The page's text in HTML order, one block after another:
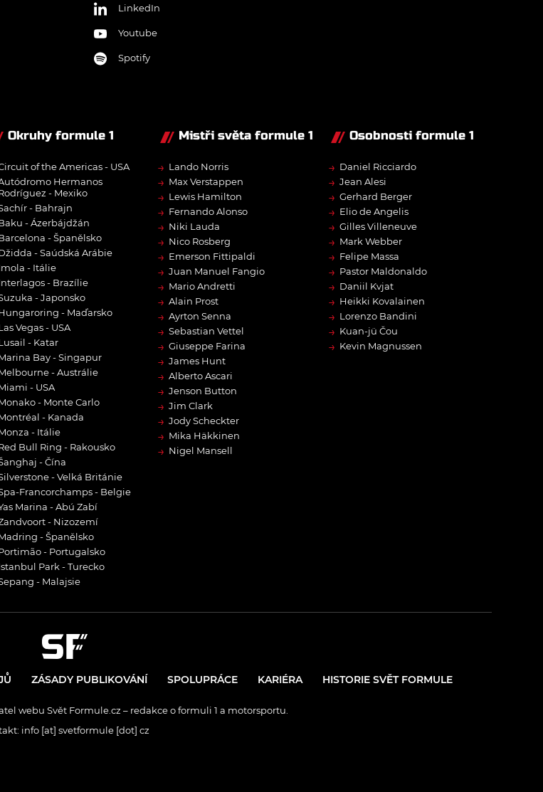
LinkedIn
Youtube
Spotify
Okruhy formule 1
of the Americas - USA
Hermanos
- Mexiko
- Bahrajn
- Ázerbájdžán
- Španělsko
- Saúdská Arábie
- Itálie
- Brazílie
- Japonsko
- Maďarsko
Vegas - USA
- Katar
Bay - Singapur
- Austrálie
- USA
- Monte Carlo
- Kanada
- Itálie
Bull Ring - Rakousko
- Čína
- Velká Británie
Francorchamps - Belgie
Marina - Abú Zabí
- Nizozemí
- Španělsko
- Portugalsko
Park - Turecko
- Malajsie
Mistři světa formule 1
→ Lando Norris
→ Max Verstappen
→ Lewis Hamilton
→ Fernando Alonso
→ Niki Lauda
→ Nico Rosberg
→ Emerson Fittipaldi
→ Juan Manuel Fangio
→ Mario Andretti
→ Alain Prost
→ Ayrton Senna
→ Sebastian Vettel
→ Giuseppe Farina
→ James Hunt
→ Alberto Ascari
→ Jenson Button
→ Jim Clark
→ Jody Scheckter
→ Mika Häkkinen
→ Nigel Mansell
Osobnosti formule 1
→ Daniel Ricciardo
→ Jean Alesi
→ Gerhard Berger
→ Elio de Angelis
→ Gilles Villeneuve
→ Mark Webber
→ Felipe Massa
→ Pastor Maldonaldo
→ Daniil Kvjat
→ Heikki Kovalainen
→ Lorenzo Bandini
→ Kuan-jü Čou
→ Kevin Magnussen
ZÁSADY PUBLIKOVÁNÍ SPOLUPRÁCE KARIÉRA HISTORIE SVĚT FORMULE
webu Svět Formule.cz – redakce o formuli 1 a motorsportu.
info [at] svetformule [dot] cz